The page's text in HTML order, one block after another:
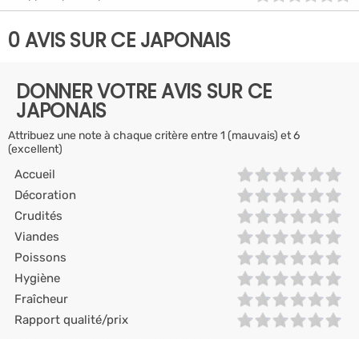
0 AVIS SUR CE JAPONAIS
DONNER VOTRE AVIS SUR CE
JAPONAIS
Attribuez une note à chaque critère entre 1 (mauvais) et 6
(excellent)
Accueil
Décoration
Crudités
Viandes
Poissons
Hygiène
Fraîcheur
Rapport qualité/prix